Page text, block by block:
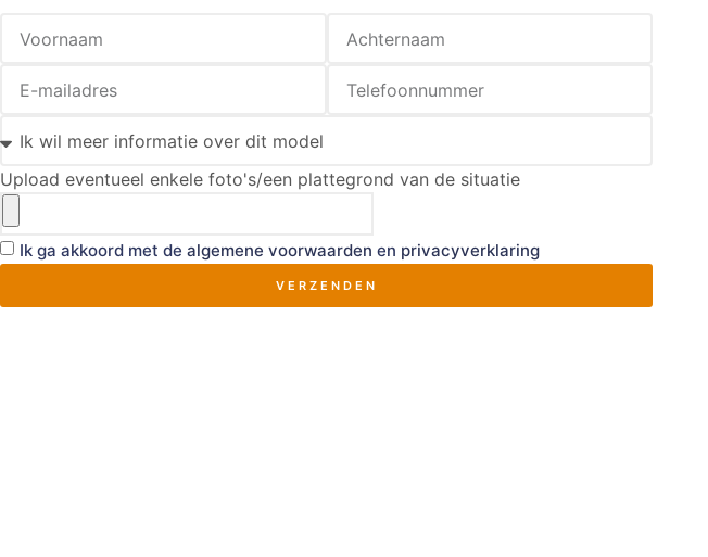
Upload eventueel enkele foto's/een plattegrond van de situatie
Ik ga akkoord met de algemene voorwaarden en privacyverklaring
VERZENDEN